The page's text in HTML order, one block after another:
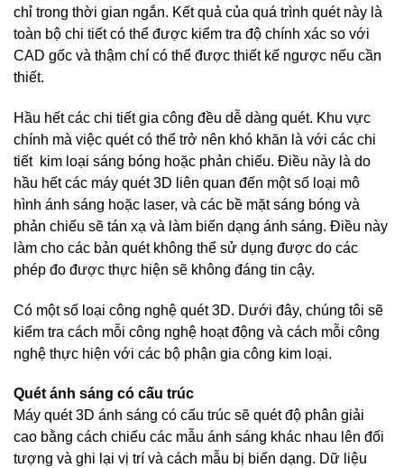
chỉ trong thời gian ngắn. Kết quả của quá trình quét này là
toàn bộ chi tiết có thể được kiểm tra độ chính xác so với
CAD gốc và thậm chí có thể được thiết kế ngược nếu cần
thiết.
Hầu hết các chi tiết gia công đều dễ dàng quét. Khu vực
chính mà việc quét có thể trở nên khó khăn là với các chi
tiết kim loại sáng bóng hoặc phản chiếu. Điều này là do
hầu hết các máy quét 3D liên quan đến một số loại mô
hình ánh sáng hoặc laser, và các bề mặt sáng bóng và
phản chiếu sẽ tán xạ và làm biến dạng ánh sáng. Điều này
làm cho các bản quét không thể sử dụng được do các
phép đo được thực hiện sẽ không đáng tin cậy.
Có một số loại công nghệ quét 3D. Dưới đây, chúng tôi sẽ
kiểm tra cách mỗi công nghệ hoạt động và cách mỗi công
nghệ thực hiện với các bộ phận gia công kim loại.
Quét ánh sáng có cấu trúc
Máy quét 3D ánh sáng có cấu trúc sẽ quét độ phân giải
cao bằng cách chiếu các mẫu ánh sáng khác nhau lên đối
tượng và ghi lại vị trí và cách mẫu bị biến dạng. Dữ liệu